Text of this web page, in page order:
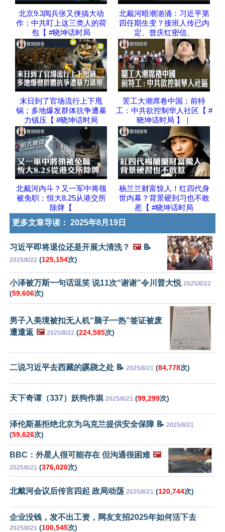
北京9.3阅兵张又侠搞大动
作；中共盯上这三类人的荷
包【 #晓坤话时局
北戴河暗潮汹涌：习近平第
四任期生变？接班人传已内
定、曾庆红密信、
末日到了官场流行上下甩
锅；多地爆发群体抗争遭暴
力镇压【 #晓坤话时局
罢工大潮席卷中国；前特
工：中共欲控制华人社区【 #
晓坤话时局 】｜
北戴河内斗？又一军中将领
被免职；恒大8.25从港交所
除牌【
杨兰兰财富惊人！红四代身
世内幕？背景硬到习也不敢
惹【 #晓坤话时局
更多文章导读： 2025年8月19日
习近平即将退位还是开展大清洗？ 🖼️📝
2025/8/22 (125,154次)
小泽被万斯一句话逗笑 说11次“谢谢”令川普大悦 2025/8/22
(59,606次)
男子入美境被扣无人机“脑子一热”签证被废
遭遣返 🖼️ 2025/8/22 (224,585次)
二说习近平去西藏的蹊跷之处 📝 2025/8/21 (84,778次)
天下奇谭（337）妖狗作祟 2025/8/21 (99,299次)
泽伦斯基拒绝北京为乌克兰提供安全保障 📝 2025/8/21
(59,626次)
BBC：外星人很可能存在 但沟通很困难 🖼️
2025/8/21 (376,020次)
北戴河会议后传言四起 政局动荡 2025/8/21 (120,744次)
企业没钱，发不出工资，网友支招2025年如何活下去
2025/8/21 (100,545次)